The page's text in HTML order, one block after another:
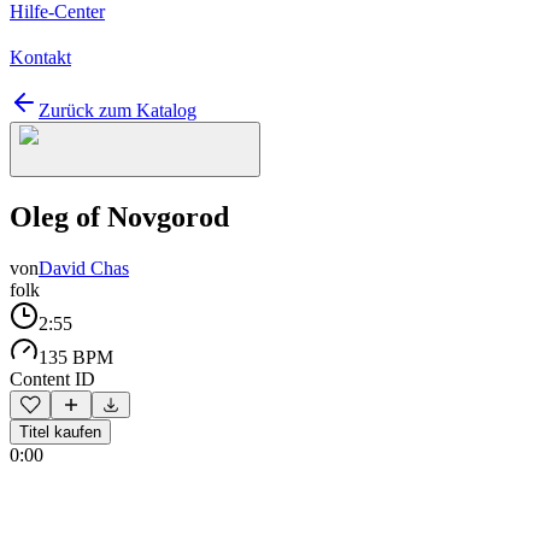
Hilfe-Center
Kontakt
Zurück zum Katalog
Oleg of Novgorod
vonDavid Chas
folk
2:55
135 BPM
Content ID
Titel kaufen
0:00